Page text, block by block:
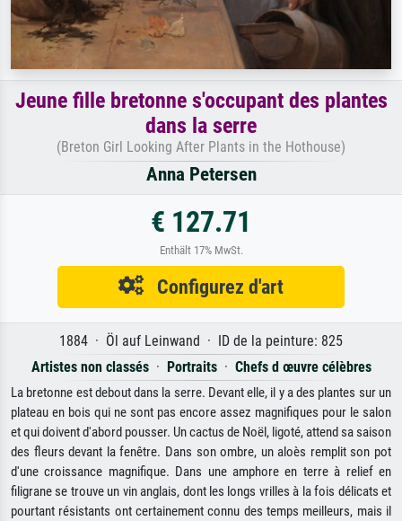
Jeune fille bretonne s'occupant des plantes
dans la serre
(Breton Girl Looking After Plants in the Hothouse)
Anna Petersen
€ 127.71
Enthält 17% MwSt.
Configurez d'art
1884 · Öl auf Leinwand · ID de la peinture: 825
Artistes non classés· Portraits· Chefs d œuvre célèbres
La bretonne est debout dans la serre. Devant elle, il y a des plantes sur un
plateau en bois qui ne sont pas encore assez magnifiques pour le salon
et qui doivent d'abord pousser. Un cactus de Noël, ligoté, attend sa saison
des fleurs devant la fenêtre. Dans son ombre, un aloès remplit son pot
d'une croissance magnifique. Dans une amphore en terre à relief en
filigrane se trouve un vin anglais, dont les longs vrilles à la fois délicats et
pourtant résistants ont certainement connu des temps meilleurs, mais il